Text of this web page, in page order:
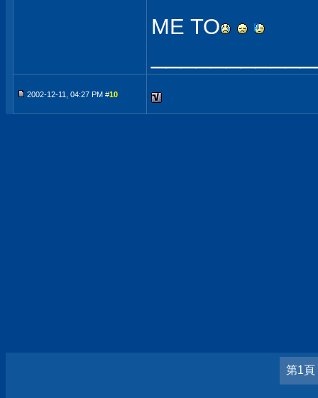
ME TO
2002-12-11, 04:27 PM #10
第1頁